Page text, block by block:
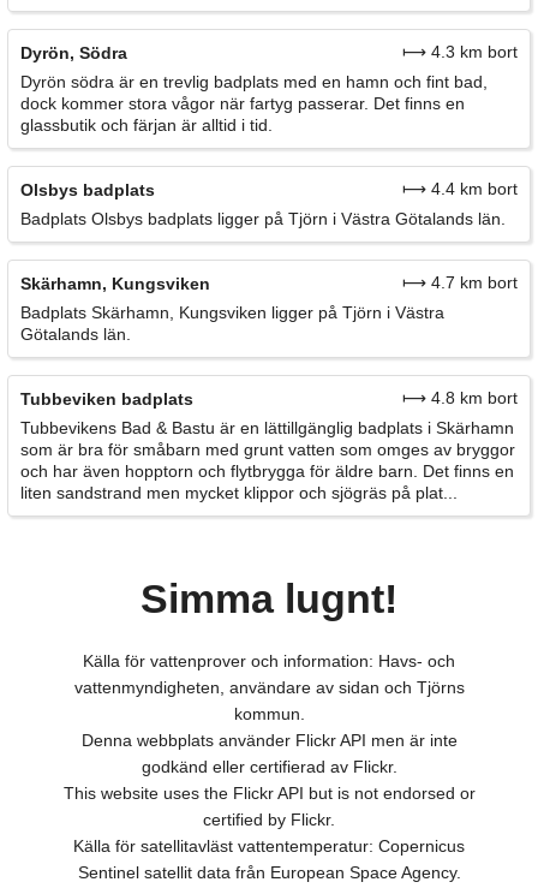
Dyrön, Södra
⟼ 4.3 km bort
Dyrön södra är en trevlig badplats med en hamn och fint bad,
dock kommer stora vågor när fartyg passerar. Det finns en
glassbutik och färjan är alltid i tid.
Olsbys badplats
⟼ 4.4 km bort
Badplats Olsbys badplats ligger på Tjörn i Västra Götalands län.
Skärhamn, Kungsviken
⟼ 4.7 km bort
Badplats Skärhamn, Kungsviken ligger på Tjörn i Västra
Götalands län.
Tubbeviken badplats
⟼ 4.8 km bort
Tubbevikens Bad & Bastu är en lättillgänglig badplats i Skärhamn
som är bra för småbarn med grunt vatten som omges av bryggor
och har även hopptorn och flytbrygga för äldre barn. Det finns en
liten sandstrand men mycket klippor och sjögräs på plat...
Simma lugnt!
Källa för vattenprover och information: Havs- och
vattenmyndigheten, användare av sidan och Tjörns
kommun.
Denna webbplats använder Flickr API men är inte
godkänd eller certifierad av Flickr.
This website uses the Flickr API but is not endorsed or
certified by Flickr.
Källa för satellitavläst vattentemperatur: Copernicus
Sentinel satellit data från European Space Agency.